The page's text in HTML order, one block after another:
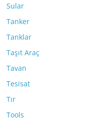
Sular
Tanker
Tanklar
Taşıt Araç
Tavan
Tesisat
Tır
Tools